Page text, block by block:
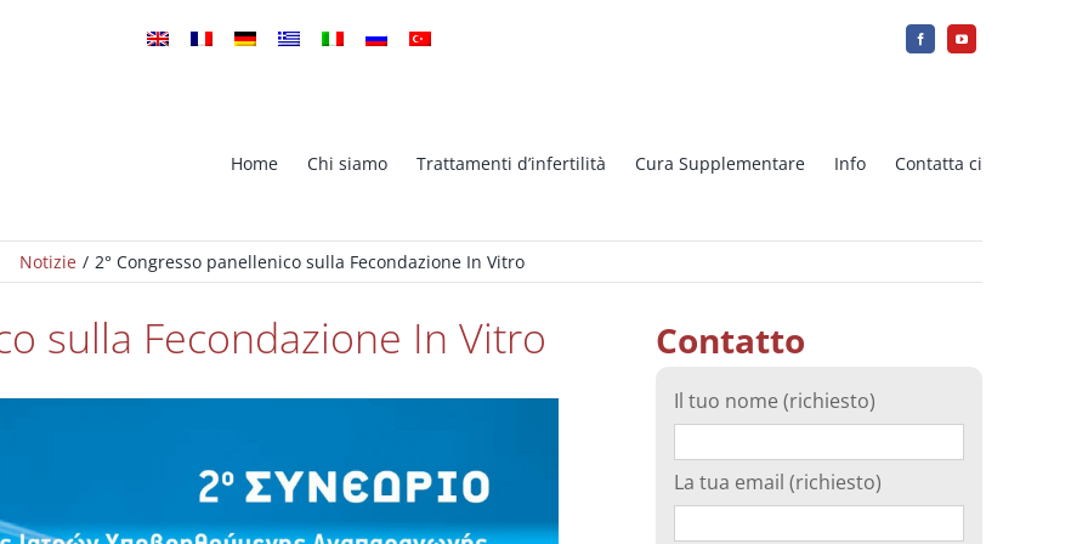
Home Chi siamo Trattamenti d’infertilità
In Vitro (Fivet)
Microiniezione Intracitoplasmatica
Ovodonazione Di Ovociti Freschi
di embrioni
Crioconservazione spermatica –
Banca del Seme
Cura Supplementare Info Contatta ci
Notizie 2° Congresso panellenico sulla Fecondazione In Vitro
sulla Fecondazione In Vitro Contatto
Il tuo nome (richiesto)
La tua email (richiesto)